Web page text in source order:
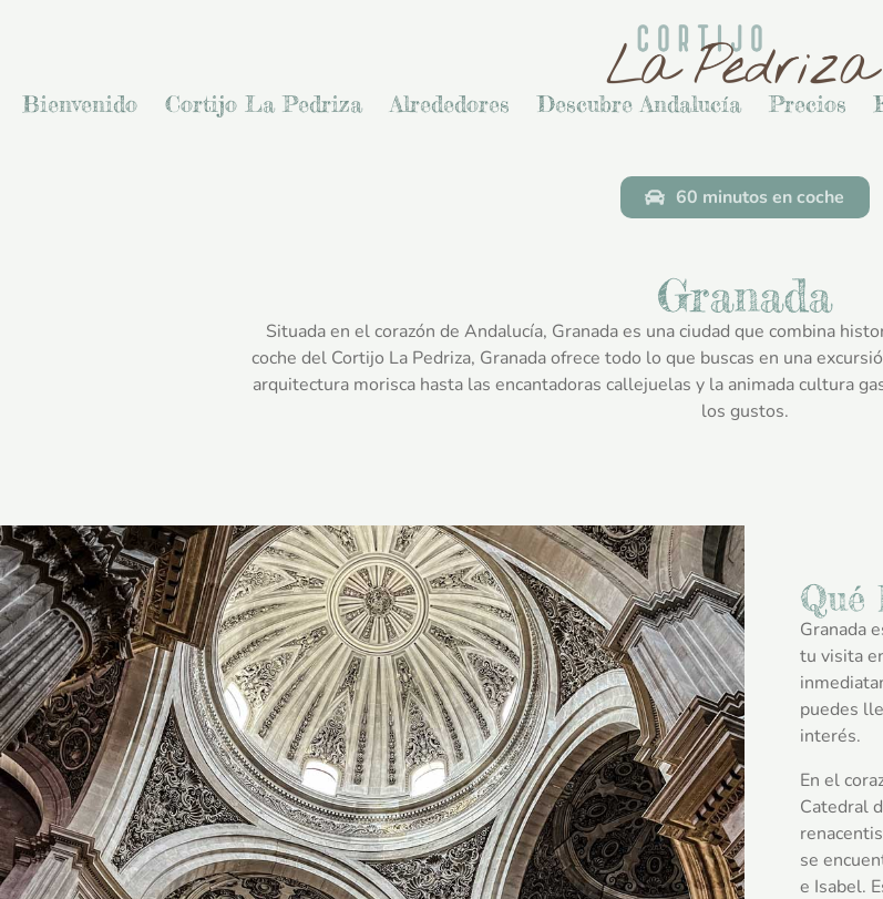
Bienvenido Cortijo La Pedriza Alrededores Descubre Andalucía Precios
60 minutos en coche
Granada
Situada en el corazón de Andalucía, Granada es una ciudad que combina
coche del Cortijo La Pedriza, Granada ofrece todo lo que buscas en una
arquitectura morisca hasta las encantadoras callejuelas y la animada cultura
los gustos.
Qué
Granada
tu visita
puedes
interés.
En el
Catedral
se
e Isabel.